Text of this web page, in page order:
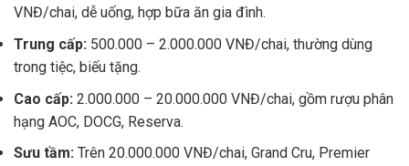
VNĐ/chai, dễ uống, hợp bữa ăn gia đình.
Trung cấp: 500.000 – 2.000.000 VNĐ/chai, thường dùng
trong tiệc, biếu tặng.
Cao cấp: 2.000.000 – 20.000.000 VNĐ/chai, gồm rượu phân
hạng AOC, DOCG, Reserva.
Sưu tầm: Trên 20.000.000 VNĐ/chai, Grand Cru, Premier